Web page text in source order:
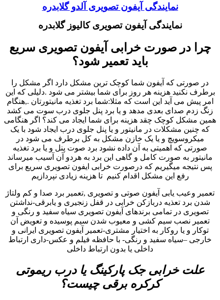
نمایندگی آیفون تصویری آلدو گلابدره
نمایندگی آیفون تصویری کالیوز گلابدره
چرا در صورت خرابی آیفون تصویری سریع
باید تعمیر شود؟
در صورتی که آیفون شما کوچک ترین مشکل دارد اگر مشکل را
برطرف نکنید هزینه هر روز برای شما بیشتر می شود .دلیلی که این
امر پیش می آید این است که مثلا:شما برد تغذیه مانیتورتان .,هنگام
زنگ زدم صدای بعدی مدهد و یا برد پنل جلوی درب سوت می کشد
همین مشکل کوچک چقد هزینه برای شما ایجاد می کند؟ اگر هنگامی
که چنین مشکلات در مانیتور و یا پنل جلوی درب ایجاد شود با یک
میکروسویچ و یا یک خازن مشکل به کل برطرف می شود در
صورتی که اهمیتی به آن داده نشود برد صوت پنل و یا برد تغذیه
مانیتور به صورت کامل و گاهی این برد به هردو آن آسیب میرساند
پس نتیجه میگیریم که درصورت خرابی ایفون تصویری سریع برای
رفع این مشکل اقدام کنیم تا هزینه زیادی نپردازیم
تعمیر وعیب یابی آیفون صوتی و تصویری ,تعمیر برد صدا و کم ولتاژ
شدن برد تعذیه دربازکن خرابی در قفل زنجیری و یابرقی-نداشتن
تصویری در تمامی برندهای آیفون تصویری سیاه سفید و رنگی و
تعمیر نصب سیم کشی و معیوب شدن سیم پوسیده و تعویض آن
توکار و یا روکار به اختیار مشتری-تعمیر آیفون تصویری ایرانی و
خارجی –سیاه سفید و رنگی- با حافظه فیلم و عکس-داری ارتباط
داخلی یا بدون ارتباط داخلی
علت خرابی جک پارکینگ یا درب ریموتی
کرکره برقی چیست؟